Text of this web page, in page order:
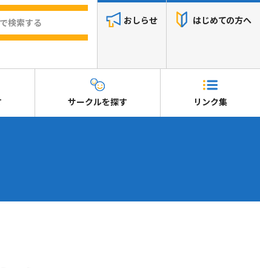
おしらせ はじめての方へ
サークルを探す リンク集